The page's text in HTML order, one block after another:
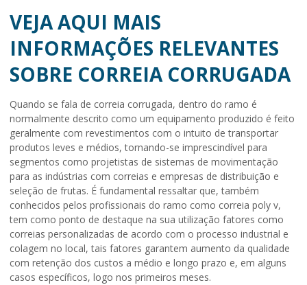
VEJA AQUI MAIS
INFORMAÇÕES RELEVANTES
SOBRE CORREIA CORRUGADA
Quando se fala de correia corrugada, dentro do ramo é
normalmente descrito como um equipamento produzido é feito
geralmente com revestimentos com o intuito de transportar
produtos leves e médios, tornando-se imprescindível para
segmentos como projetistas de sistemas de movimentação
para as indústrias com correias e empresas de distribuição e
seleção de frutas. É fundamental ressaltar que, também
conhecidos pelos profissionais do ramo como correia poly v,
tem como ponto de destaque na sua utilização fatores como
correias personalizadas de acordo com o processo industrial e
colagem no local, tais fatores garantem aumento da qualidade
com retenção dos custos a médio e longo prazo e, em alguns
casos específicos, logo nos primeiros meses.